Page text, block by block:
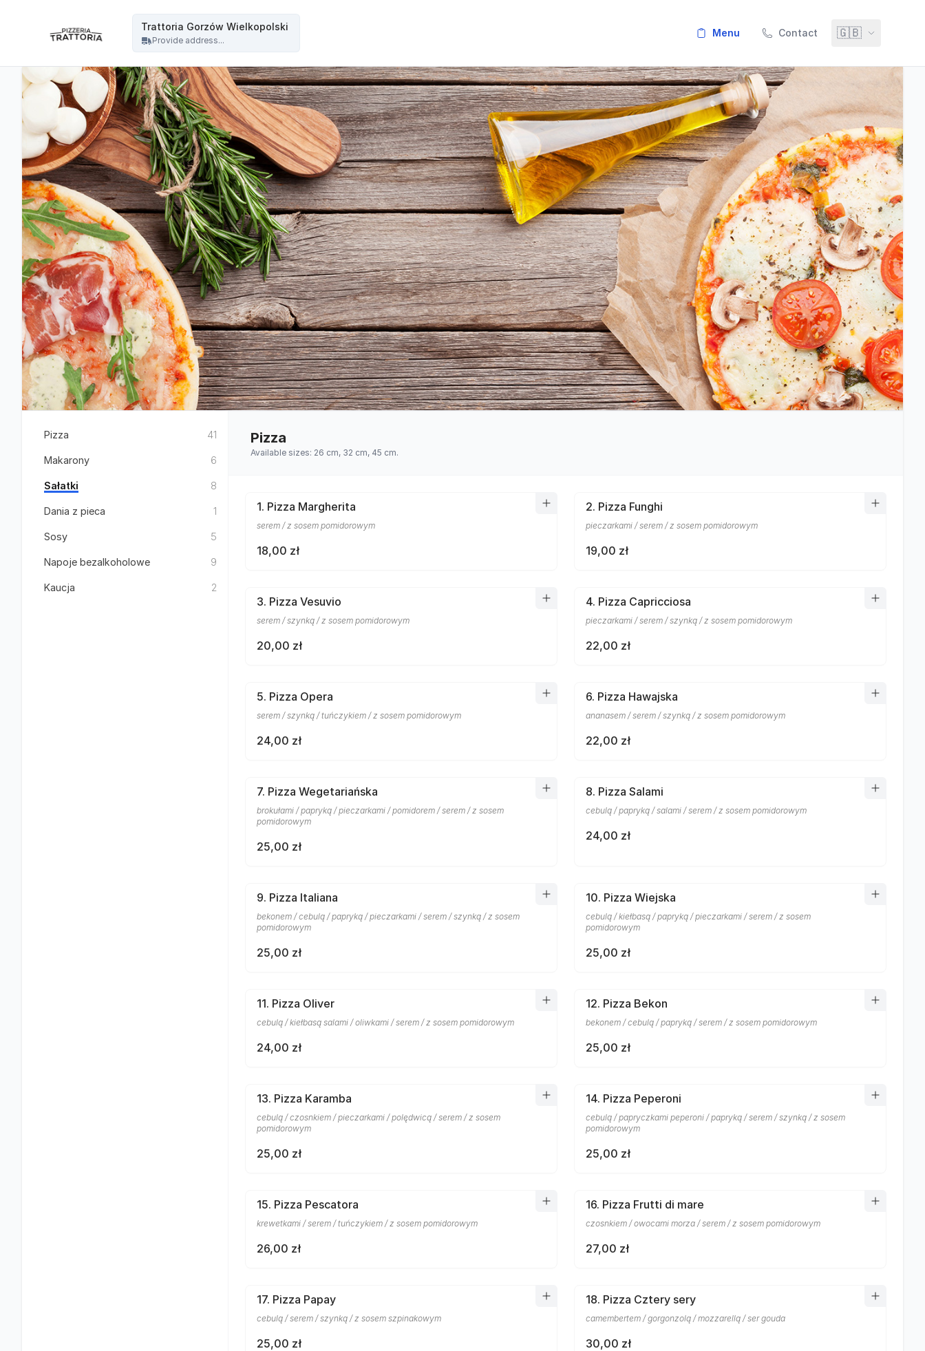
Trattoria Gorzów Wielkopolski
Provide address...
menu Contact 🇬🇧
Pizza 41
Makarony 6
Sałatki 8
Dania z pieca 1
Sosy 5
Napoje bezalkoholowe 9
Kaucja 2
Pizza
Available sizes: 26 cm, 32 cm, 45 cm.
1. Pizza Margherita
serem / z sosem pomidorowym
18,00 zł
2. Pizza Funghi
pieczarkami / serem / z sosem pomidorowym
19,00 zł
3. Pizza Vesuvio
serem / szynką / z sosem pomidorowym
20,00 zł
4. Pizza Capricciosa
pieczarkami / serem / szynką / z sosem pomidorowym
22,00 zł
5. Pizza Opera
serem / szynką / tuńczykiem / z sosem pomidorowym
24,00 zł
6. Pizza Hawajska
ananasem / serem / szynką / z sosem pomidorowym
22,00 zł
7. Pizza Wegetariańska
brokułami / papryką / pieczarkami / pomidorem / serem / z sosem
pomidorowym
25,00 zł
8. Pizza Salami
cebulą / papryką / salami / serem / z sosem pomidorowym
24,00 zł
9. Pizza Italiana
bekonem / cebulą / papryką / pieczarkami / serem / szynką / z sosem
pomidorowym
25,00 zł
10. Pizza Wiejska
cebulą / kiełbasą / papryką / pieczarkami / serem / z sosem
pomidorowym
25,00 zł
11. Pizza Oliver
cebulą / kiełbasą salami / oliwkami / serem / z sosem pomidorowym
24,00 zł
12. Pizza Bekon
bekonem / cebulą / papryką / serem / z sosem pomidorowym
25,00 zł
13. Pizza Karamba
cebulą / czosnkiem / pieczarkami / polędwicą / serem / z sosem
pomidorowym
25,00 zł
14. Pizza Peperoni
cebulą / papryczkami peperoni / papryką / serem / szynką / z sosem
pomidorowym
25,00 zł
15. Pizza Pescatora
krewetkami / serem / tuńczykiem / z sosem pomidorowym
26,00 zł
16. Pizza Frutti di mare
czosnkiem / owocami morza / serem / z sosem pomidorowym
27,00 zł
17. Pizza Papay
cebulą / serem / szynką / z sosem szpinakowym
25,00 zł
18. Pizza Cztery sery
camembertem / gorgonzolą / mozzarellą / ser gouda
30,00 zł